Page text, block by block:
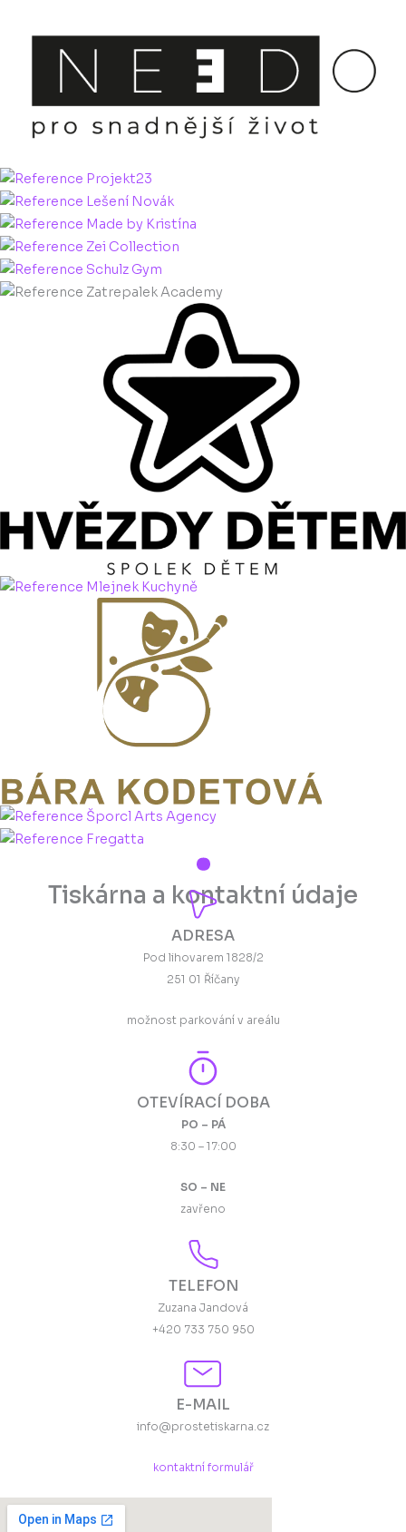
Tiskárna a kontaktní údaje
ADRESA
Pod lihovarem 1828/2
251 01 Říčany
možnost parkování v areálu
OTEVÍRACÍ DOBA
PO – PÁ
8:30 – 17:00
SO – NE
zavřeno
TELEFON
Zuzana Jandová
+420 733 750 950
E-MAIL
info@prostetiskarna.cz
kontaktní formulář